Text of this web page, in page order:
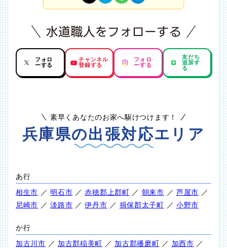
フォロ
ーする
チャンネル
登録する
フォロ
ーする
友だち
追加す
る
素早くあなたのお家へ駆けつけます！
兵庫県の出張対応エリア
あ行
相生市 ／ 明石市 ／赤穂郡上郡町 ／ 朝来市 ／ 芦屋市 ／
尼崎市 ／淡路市 ／伊丹市 ／ 揖保郡太子町 ／ 小野市
か行
加古川市 ／ 加古郡稲美町 ／ 加古郡播磨町 ／ 加西市 ／